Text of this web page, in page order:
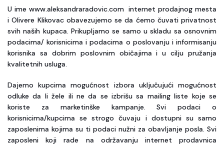
U ime www.aleksandraradovic.com internet prodajnog mesta
i Olivere Klikovac obavezujemo se da ćemo čuvati privatnost
svih naših kupaca. Prikupljamo se samo u skladu sa osnovnim
podacima/ korisnicima i podacima o poslovanju i informisanju
korisnika sa dobrim poslovnim običajima i u cilju pružanja
kvalitetnih usluga.
Dajemo kupcima mogućnost izbora uključujući mogućnost
odluke da li žele ili ne da se izbrišu sa mailing liste koje se
koriste za marketinške kampanje. Svi podaci o
korisnicima/kupcima se strogo čuvaju i dostupni su samo
zaposlenima kojima su ti podaci nužni za obavljanje posla. Svi
zaposleni koji rade na održavanju internet prodavnica